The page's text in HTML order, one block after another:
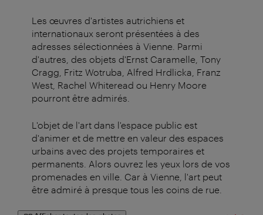
Les œuvres d'artistes autrichiens et
internationaux seront présentées à des
adresses sélectionnées à Vienne. Parmi
d'autres, des objets d'Ernst Caramelle, Tony
Cragg, Fritz Wotruba, Alfred Hrdlicka, Franz
West, Rachel Whiteread ou Henry Moore
pourront être admirés.
L'objet de l'art dans l'espace public est
d'animer et de mettre en valeur des espaces
urbains avec des projets temporaires et
permanents. Alors ouvrez les yeux lors de vos
promenades en ville. Car à Vienne, l'art peut
être admiré à presque tous les coins de rue.